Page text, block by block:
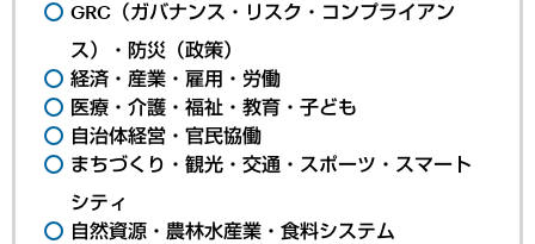
GRC（ガバナンス・リスク・コンプライアン
ス）・防災（政策）
経済・産業・雇用・労働
医療・介護・福祉・教育・子ども
自治体経営・官民協働
まちづくり・観光・交通・スポーツ・スマート
シティ
自然資源・農林水産業・食料システム